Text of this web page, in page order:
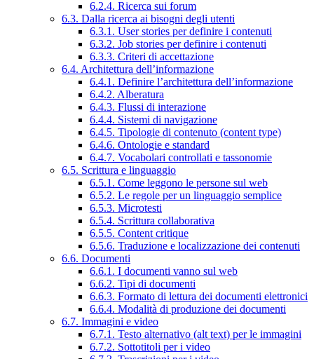
6.2.4. Ricerca sui forum
6.3. Dalla ricerca ai bisogni degli utenti
6.3.1. User stories per definire i contenuti
6.3.2. Job stories per definire i contenuti
6.3.3. Criteri di accettazione
6.4. Architettura dell’informazione
6.4.1. Definire l’architettura dell’informazione
6.4.2. Alberatura
6.4.3. Flussi di interazione
6.4.4. Sistemi di navigazione
6.4.5. Tipologie di contenuto (content type)
6.4.6. Ontologie e standard
6.4.7. Vocabolari controllati e tassonomie
6.5. Scrittura e linguaggio
6.5.1. Come leggono le persone sul web
6.5.2. Le regole per un linguaggio semplice
6.5.3. Microtesti
6.5.4. Scrittura collaborativa
6.5.5. Content critique
6.5.6. Traduzione e localizzazione dei contenuti
6.6. Documenti
6.6.1. I documenti vanno sul web
6.6.2. Tipi di documenti
6.6.3. Formato di lettura dei documenti elettronici
6.6.4. Modalità di produzione dei documenti
6.7. Immagini e video
6.7.1. Testo alternativo (alt text) per le immagini
6.7.2. Sottotitoli per i video